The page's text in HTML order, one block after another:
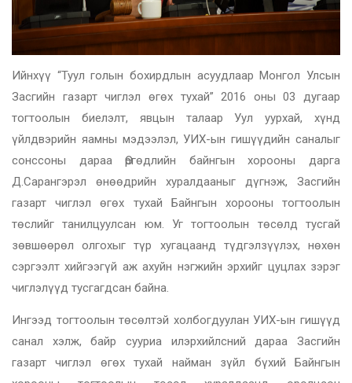
Ийнхүү “Туул голын бохирдлын асуудлаар Монгол Улсын
Засгийн газарт чиглэл өгөх тухай” 2016 оны 03 дугаар
тогтоолын биелэлт, явцын талаар Уул уурхай, хүнд
үйлдвэрийн яамны мэдээлэл, УИХ-ын гишүүдийн саналыг
сонссоны дараа Өргөдлийн байнгын хорооны дарга
Д.Сарангэрэл өнөөдрийн хуралдааныг дүгнэж, Засгийн
газарт чиглэл өгөх тухай Байнгын хорооны тогтоолын
төслийг танилцуулсан юм. Уг тогтоолын төсөлд тусгай
зөвшөөрөл олгохыг түр хугацаанд түдгэлзүүлэх, нөхөн
сэргээлт хийгээгүй аж ахуйн нэгжийн эрхийг цуцлах зэрэг
чиглэлүүд тусгагдсан байна.
Ингээд тогтоолын төсөлтэй холбогдуулан УИХ-ын гишүүд
санал хэлж, байр сууриа илэрхийлсний дараа Засгийн
газарт чиглэл өгөх тухай найман зүйл бүхий Байнгын